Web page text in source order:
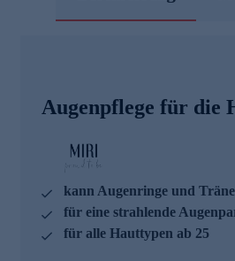
Augenpflege für die
kann Augenringe und
für eine strahlende
für alle Hauttypen ab 25